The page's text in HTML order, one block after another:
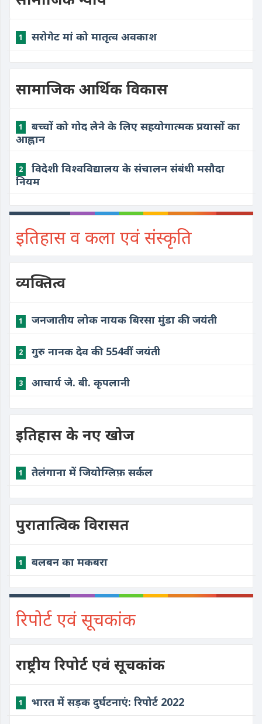
1 सरोगेट मां को मातृत्व अवकाश
सामाजिक आर्थिक विकास
1
बच्चों को गोद लेने के लिए सहयोगात्मक प्रयासों का
आह्नान
2
विदेशी विश्वविद्यालय के संचालन संबंधी मसौदा
नियम
इतिहास व कला एवं संस्कृति
व्यक्तित्व
1 जनजातीय लोक नायक बिरसा मुंडा की जयंती
2 गुरु नानक देव की 554वीं जयंती
3 आचार्य जे. बी. कृपलानी
इतिहास के नए खोज
1 तेलंगाना में जियोग्लिफ़ सर्कल
पुरातात्विक विरासत
1 बलबन का मकबरा
रिपोर्ट एवं सूचकांक
राष्ट्रीय रिपोर्ट एवं सूचकांक
1 भारत में सड़क दुर्घटनाएं: रिपोर्ट 2022